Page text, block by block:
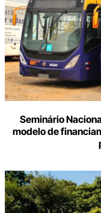
Seminário
modelo de